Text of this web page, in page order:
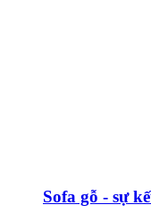
Sofa gỗ - sự